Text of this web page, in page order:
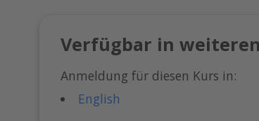
Verfügbar in
Anmeldung für diesen Kurs in:
English